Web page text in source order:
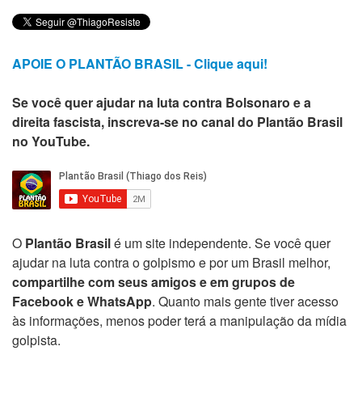
APOIE O PLANTÃO BRASIL - Clique aqui!
Se você quer ajudar na luta contra Bolsonaro e a
direita fascista, inscreva-se no canal do Plantão Brasil
no YouTube.
O Plantão Brasilé um site independente. Se você quer
ajudar na luta contra o golpismo e por um Brasil melhor,
compartilhe com seus amigos e em grupos de
Facebook e WhatsApp. Quanto mais gente tiver acesso
às informações, menos poder terá a manipulação da mídia
golpista.